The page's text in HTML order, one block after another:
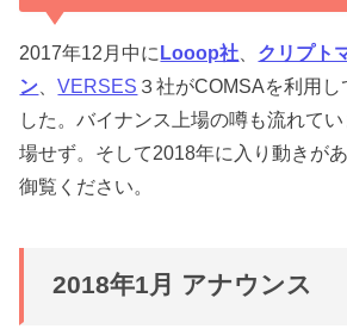
2017年12月中にLooop社
クリプト
ン 、VERSES ３社がCOMSAを利用し
した。バイナンス上場の噂も流れて
場せず。そして2018年に入り動きが
御覧ください。
2018年1月 アナウンス